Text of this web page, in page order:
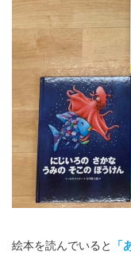
絵本を読んでいると